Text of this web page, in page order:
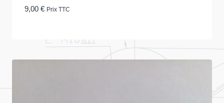
9,00 € Prix TTC